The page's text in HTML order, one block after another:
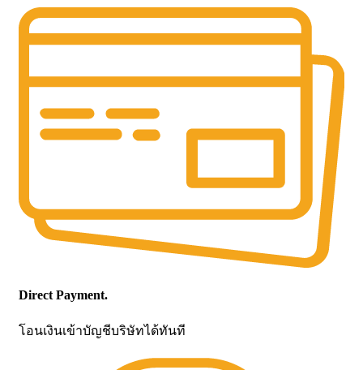
Direct Payment.
โอนเงินเข้าบัญชีบริษัทได้ทันที